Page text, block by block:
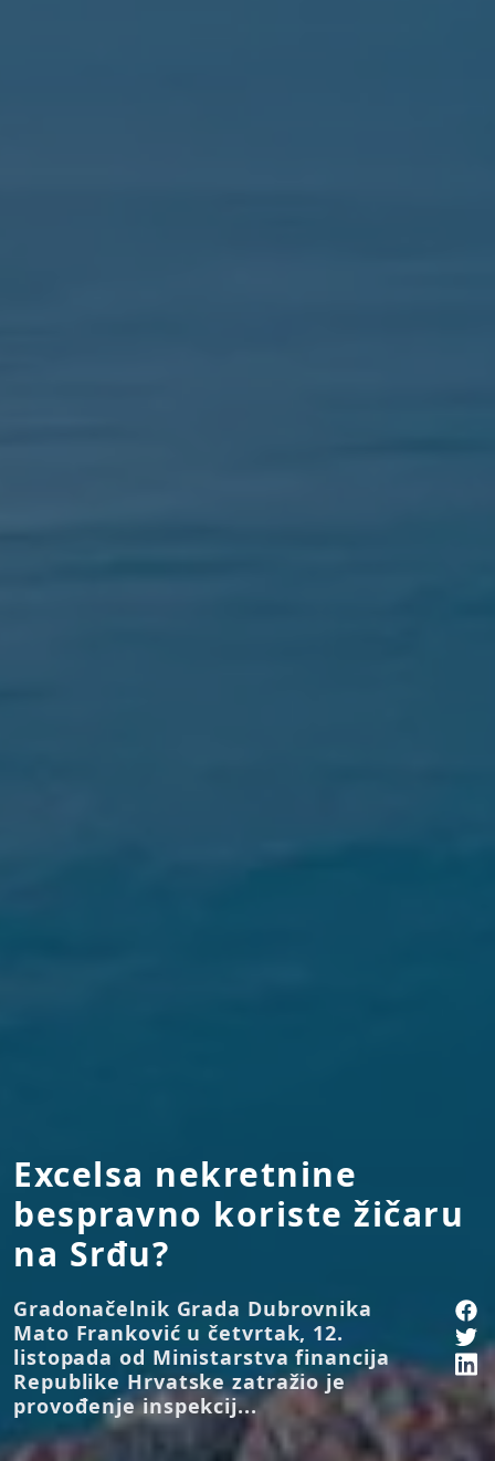
Excelsa nekretnine
bespravno koriste žičaru
na Srđu?
Gradonačelnik Grada Dubrovnika
Mato Franković u četvrtak, 12.
listopada od Ministarstva financija
Republike Hrvatske zatražio je
provođenje inspekcij...